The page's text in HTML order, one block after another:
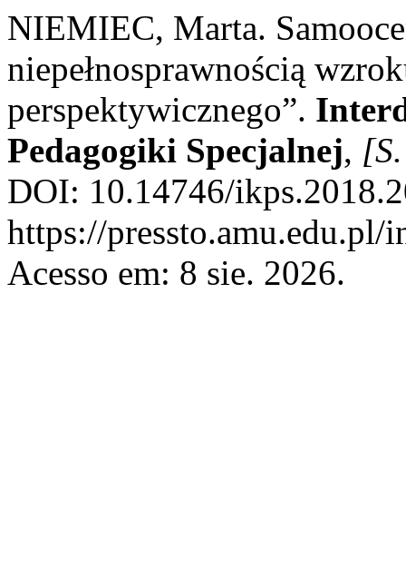
NIEMIEC, Marta.
niepełnosprawnością
perspektywicznego”.
Pedagogiki Specjalnej,
DOI: 10.14746/
https://
Acesso em: 8 sie. 2026.